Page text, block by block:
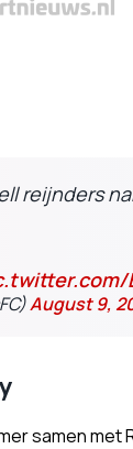
reijnders
August 9,
samen met